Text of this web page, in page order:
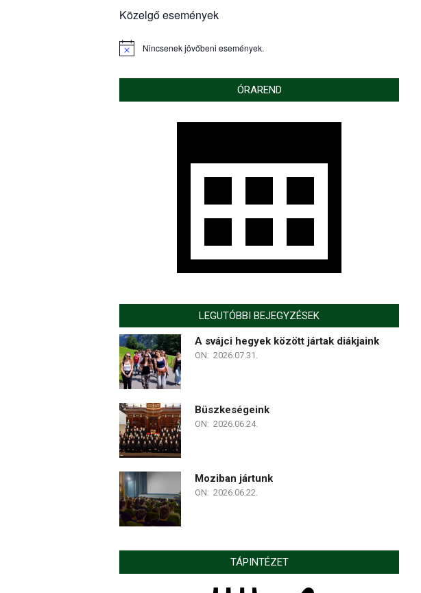
Közelgő események
Notice Nincsenek jövőbeni események.
ÓRAREND
LEGUTÓBBI BEJEGYZÉSEK
A svájci hegyek között jártak diákjaink
ON: 2026.07.31.
Büszkeségeink
ON: 2026.06.24.
Moziban jártunk
ON: 2026.06.22.
TÁPINTÉZET